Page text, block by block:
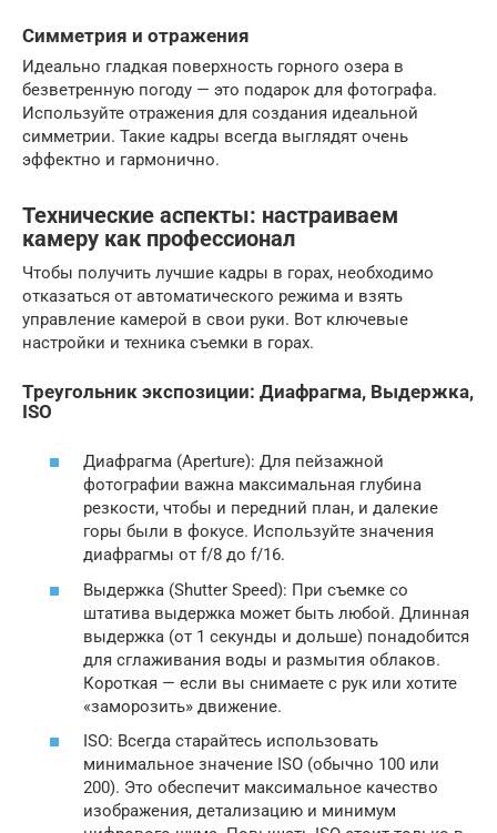
Симметрия и отражения
Идеально гладкая поверхность горного озера в
безветренную погоду — это подарок для фотографа.
Используйте отражения для создания идеальной
симметрии. Такие кадры всегда выглядят очень
эффектно и гармонично.
Технические аспекты: настраиваем
камеру как профессионал
Чтобы получить лучшие кадры в горах, необходимо
отказаться от автоматического режима и взять
управление камерой в свои руки. Вот ключевые
настройки и техника съемки в горах.
Треугольник экспозиции: Диафрагма, Выдержка,
ISO
Диафрагма (Aperture): Для пейзажной
фотографии важна максимальная глубина
резкости, чтобы и передний план, и далекие
горы были в фокусе. Используйте значения
диафрагмы от f/8 до f/16.
Выдержка (Shutter Speed): При съемке со
штатива выдержка может быть любой. Длинная
выдержка (от 1 секунды и дольше) понадобится
для сглаживания воды и размытия облаков.
Короткая — если вы снимаете с рук или хотите
«заморозить» движение.
ISO: Всегда старайтесь использовать
минимальное значение ISO (обычно 100 или
200). Это обеспечит максимальное качество
изображения, детализацию и минимум